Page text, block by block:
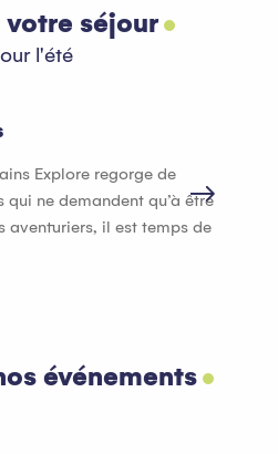
votre séjour
l'été
Explore regorge de
qui ne demandent qu’à être
aventuriers, il est temps de
événements